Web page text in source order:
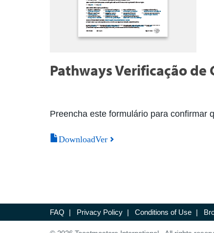
Pathways Verificação de
Preencha este formulário para confirmar
DownloadVer
FAQ | Privacy Policy | Conditions of Use |